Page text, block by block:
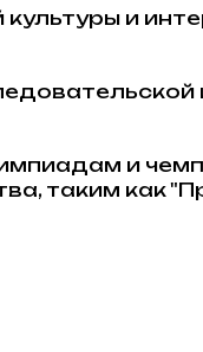
и
и
таким как